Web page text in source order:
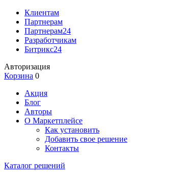
Клиентам
Партнерам
Партнерам24
Разработчикам
Битрикс24
Авторизация
Корзина 0
Акция
Блог
Авторы
О Маркетплейсе
Как установить
Добавить свое решение
Контакты
Каталог решений